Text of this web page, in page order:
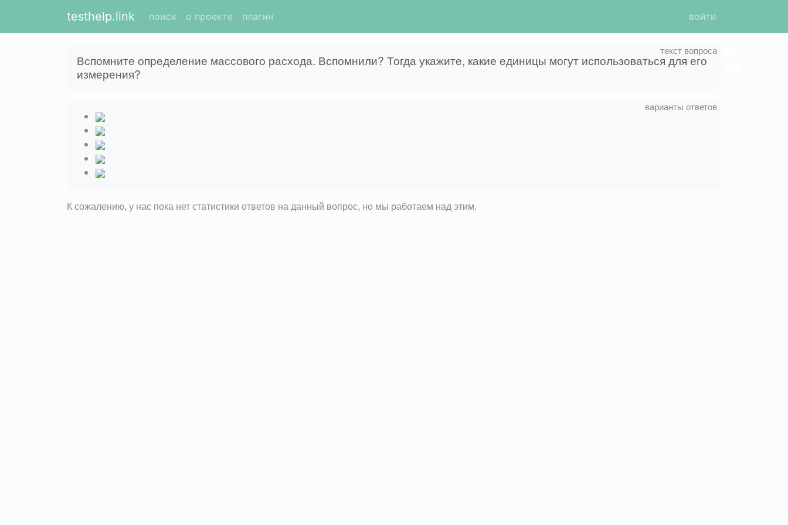
testhelp.link поиск о проекте плагин войти
Вспомните определение массового расхода. Вспомнили? Тогда укажите, какие единицы могут использоваться для его
измерения?
К сожалению, у нас пока нет статистики ответов на данный вопрос, но мы работаем над этим.